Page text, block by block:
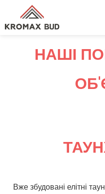
НАШІ
Вже збудовані елітні